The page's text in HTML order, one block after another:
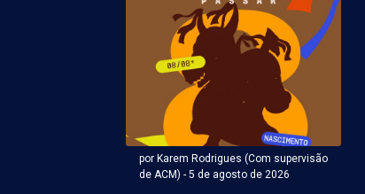
por Karem Rodrigues (Com supervisão
de ACM) - 5 de agosto de 2026